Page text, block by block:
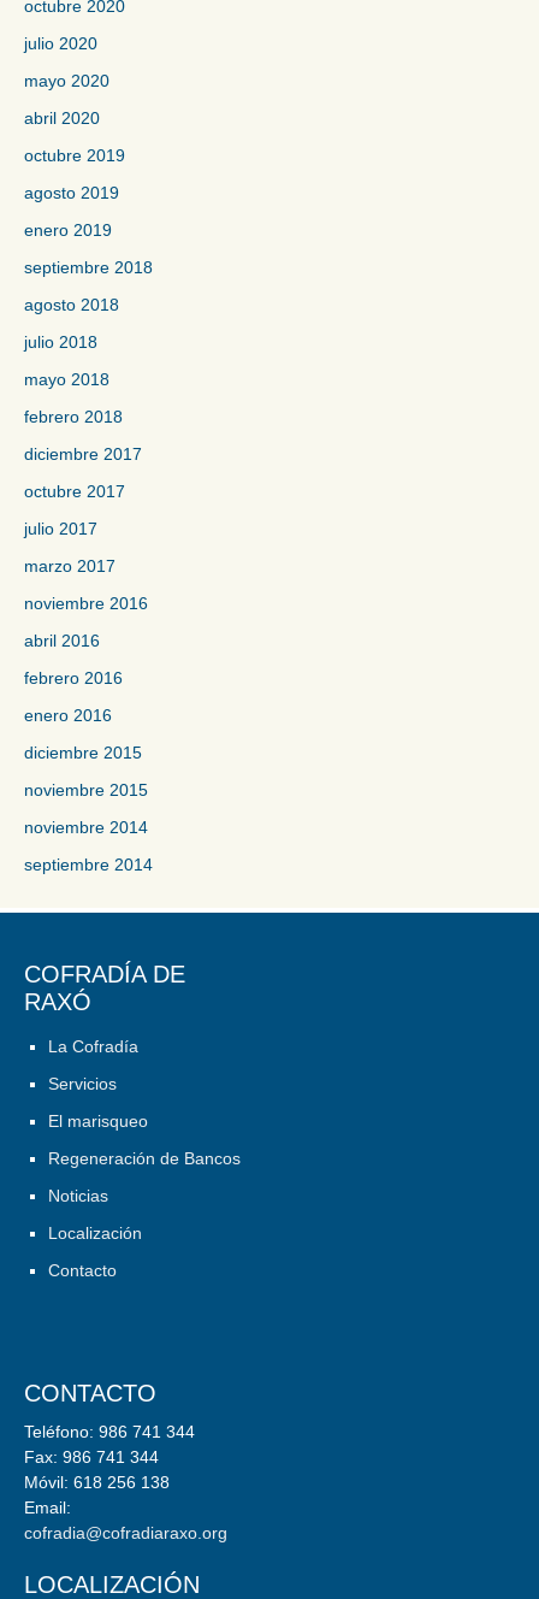
octubre 2020
julio 2020
mayo 2020
abril 2020
octubre 2019
agosto 2019
enero 2019
septiembre 2018
agosto 2018
julio 2018
mayo 2018
febrero 2018
diciembre 2017
octubre 2017
julio 2017
marzo 2017
noviembre 2016
abril 2016
febrero 2016
enero 2016
diciembre 2015
noviembre 2015
noviembre 2014
septiembre 2014
COFRADÍA DE
RAXÓ
La Cofradía
Servicios
El marisqueo
Regeneración de Bancos
Noticias
Localización
Contacto
CONTACTO
Teléfono: 986 741 344
Fax: 986 741 344
Móvil: 618 256 138
Email:
cofradia@cofradiaraxo.org
LOCALIZACIÓN